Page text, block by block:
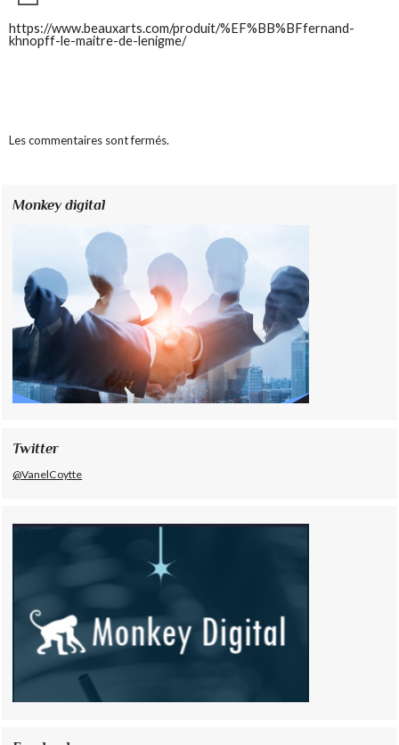
https://www.beauxarts.com/produit/%EF%BB%BFfernand-
khnopff-le-maitre-de-lenigme/
Les commentaires sont fermés.
Monkey digital
Twitter
@VanelCoytte